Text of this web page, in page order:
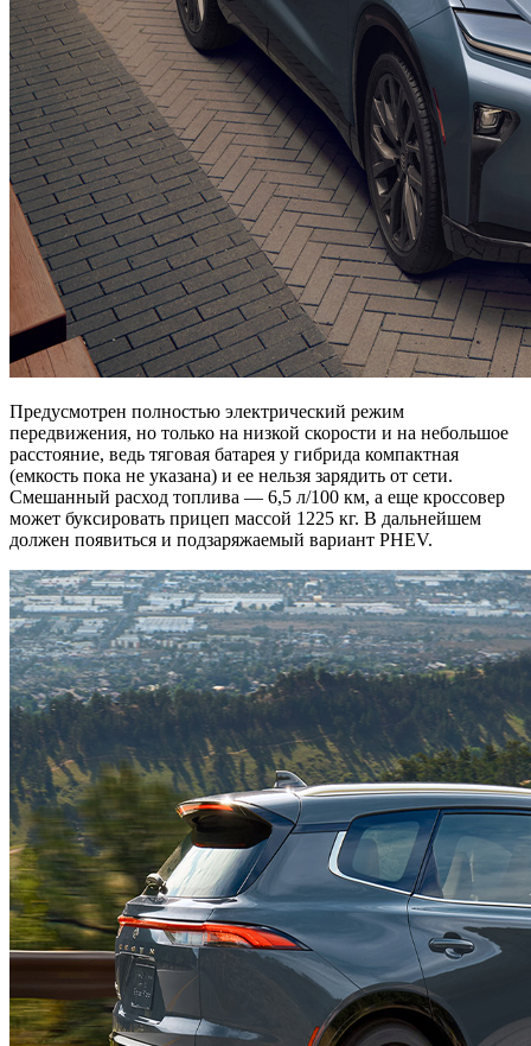
Предусмотрен полностью электрический режим
передвижения, но только на низкой скорости и на небольшое
расстояние, ведь тяговая батарея у гибрида компактная
(емкость пока не указана) и ее нельзя зарядить от сети.
Смешанный расход топлива — 6,5 л/100 км, а еще кроссовер
может буксировать прицеп массой 1225 кг. В дальнейшем
должен появиться и подзаряжаемый вариант PHEV.